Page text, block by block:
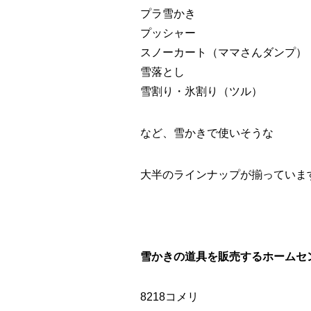
プラ雪かき
プッシャー
スノーカート（ママさんダンプ）
雪落とし
雪割り・氷割り（ツル）
など、雪かきで使いそうな
大半のラインナップが揃っていま
雪かきの道具を販売するホームセ
8218コメリ